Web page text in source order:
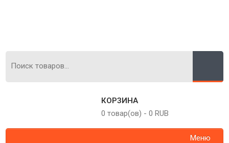
КОРЗИНА
0 товар(ов) - 0 RUB
Меню